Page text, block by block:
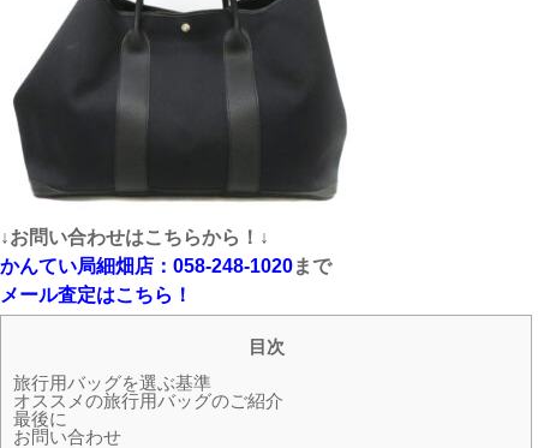
↓お問い合わせはこちらから！↓
かんてい局細畑店：058-248-1020まで
メール査定はこちら！
目次
旅行用バッグを選ぶ基準
オススメの旅行用バッグのご紹介
最後に
お問い合わせ